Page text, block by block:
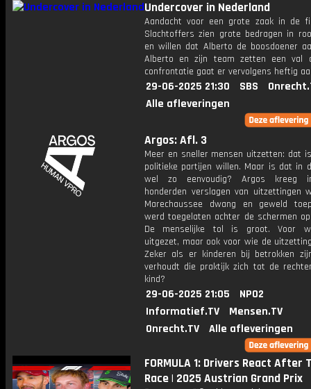
Undercover in Nederland
Aandacht voor een grote zaak in de
Slachtoffers zien grote bedragen in
en willen dat Alberto de boosdoener
Alberto en zijn team zetten een val
confrontatie gaat er vervolgens heftig
29-06-2025 21:30 SBS
Alle afleveringen
Argos: Afl. 3
Meer en sneller mensen uitzetten: dat
politieke partijen willen. Maar is dat in
wel zo eenvoudig? Argos kreeg
honderden verslagen van uitzettingen
Marechaussee dwang en geweld
werd toegelaten achter de schermen
De menselijke tol is groot. Voor
uitgezet, maar ook voor wie de
Zeker als er kinderen bij betrokken
verhoudt die praktijk zich tot de
kind?
29-06-2025 21:05
NPO2
Informatief.TV
Mensen.TV
Onrecht.TV
Alle afleveringen
FORMULA 1: Drivers React After
Race | 2025 Austrian Grand Prix